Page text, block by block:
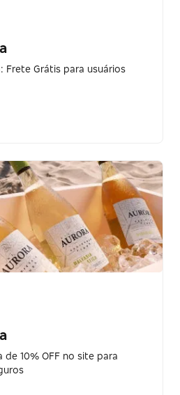
Frete Grátis para usuários
de 10% OFF no site para